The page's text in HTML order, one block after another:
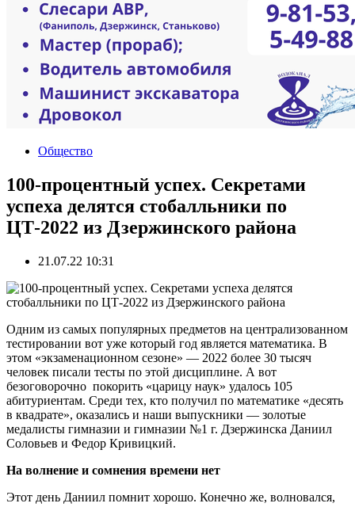
Общество
100-процентный успех. Секретами
успеха делятся стобалльники по
ЦТ-2022 из Дзержинского района
21.07.22 10:31
Одним из самых популярных предметов на централизованном
тестировании вот уже который год является математика. В
этом «экзаменационном сезоне» — 2022 более 30 тысяч
человек писали тесты по этой дисциплине. А вот
безоговорочно покорить «царицу наук» удалось 105
абитуриентам. Среди тех, кто получил по математике «десять
в квадрате», оказались и наши выпускники — золотые
медалисты гимназии и гимназии №1 г. Дзержинска Даниил
Соловьев и Федор Кривицкий.
На волнение и сомнения времени нет
Этот день Даниил помнит хорошо. Конечно же, волновался,